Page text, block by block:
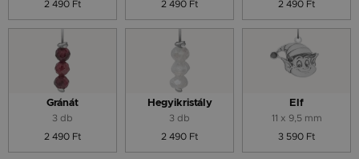
2 490 Ft
2 490 Ft
2 490 Ft
Gránát
3 db
2 490 Ft
Hegyikristály
3 db
2 490 Ft
Elf
11 x 9,5 mm
3 590 Ft